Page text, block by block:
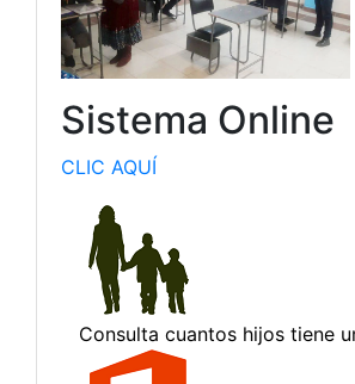
Sistema Online
CLIC AQUÍ